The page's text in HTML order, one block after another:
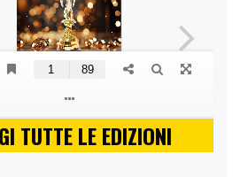
TUTTE LE EDIZIONI